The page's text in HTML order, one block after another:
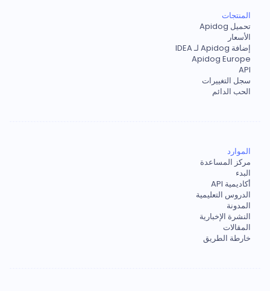
المنتجات
تحميل Apidog
الأسعار
إضافة Apidog لـ IDEA
Apidog Europe
API
سجل التغييرات
الحب الدائم
الموارد
مركز المساعدة
البدء
أكاديمية API
الدروس التعليمية
المدونة
النشرة الإخبارية
المقالات
خارطة الطريق